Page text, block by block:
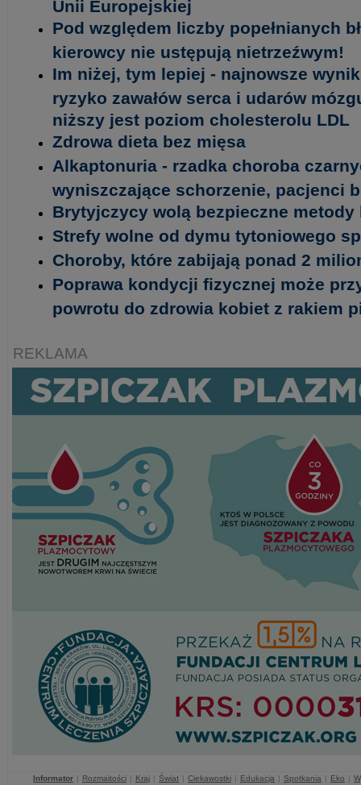
Unii Europejskiej
Pod względem liczby popełnianych
kierowcy nie ustępują nietrzeźwym!
Im niżej, tym lepiej - najnowsze
ryzyko zawałów serca i udarów
niższy jest poziom cholesterolu LDL
Zdrowa dieta bez mięsa
Alkaptonuria - rzadka choroba
wyniszczające schorzenie, pacjenci
Brytyjczycy wolą bezpieczne metody
Strefy wolne od dymu tytoniowego
Choroby, które zabijają ponad 2
Poprawa kondycji fizycznej może
powrotu do zdrowia kobiet z rakiem
REKLAMA
Informator | Rozmaitości | Kraj | Świat | Ciekawostki | Edukacja | Spotkania | Eko |